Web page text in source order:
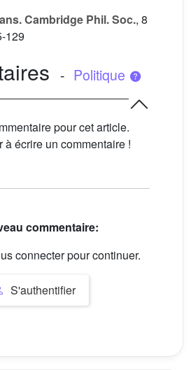
Cambridge Phil. Soc., 8
129
- Politique
pour cet article.
à écrire un commentaire !
commentaire:
connecter pour continuer.
S'authentifier